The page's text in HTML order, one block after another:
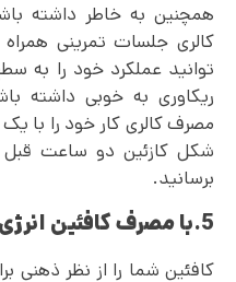
همچنین به خاطر داشته
کالری جلسات تمرینی همراه
توانید عملکرد خود را به
ریکاوری به خوبی داشته
مصرف کالری کار خود را با
شکل کازئین دو ساعت قبل
برسانید.
5.با مصرف کافئین انرژی خود را بالا ببرید
کافئین شما را از نظر ذهنی